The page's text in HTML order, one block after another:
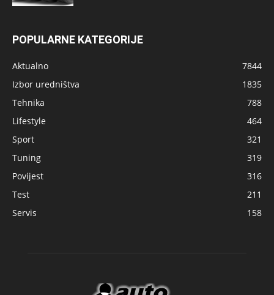
POPULARNE KATEGORIJE
Aktualno
7844
Izbor uredništva
1835
Tehnika
788
Lifestyle
464
Sport
321
Tuning
319
Povijest
316
Test
211
Servis
158